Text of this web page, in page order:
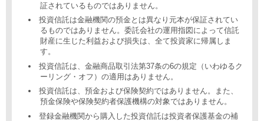
証されているものではありません。
投資信託は金融機関の預金とは異なり元本が保証されてい
るものではありません。委託会社の運用指図によって信託
財産に生じた利益および損失は、全て投資家に帰属しま
す。
投資信託は、金融商品取引法第37条の6の規定（いわゆるク
ーリング・オフ）の適用はありません。
投資信託は、預金および保険契約ではありません。また、
預金保険や保険契約者保護機構の対象ではありません。
登録金融機関から購入した投資信託は投資者保護基金の補